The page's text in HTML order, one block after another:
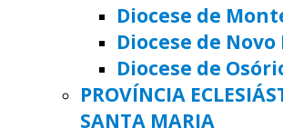
Diocese de
Diocese de
Diocese de
PROVÍNCIA
SANTA MARIA